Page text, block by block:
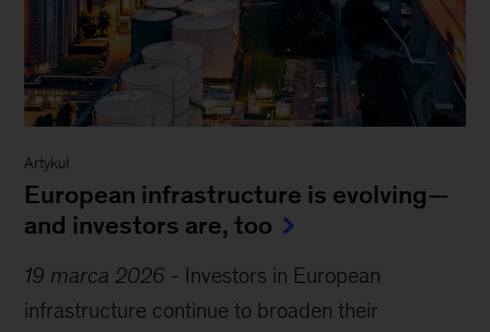
Artykuł
European infrastructure is evolving—
and investors are, too
19 marca 2026 - Investors in European
infrastructure continue to broaden their